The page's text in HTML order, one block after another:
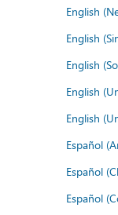
English
English
English
English
English
Español
Español
Español